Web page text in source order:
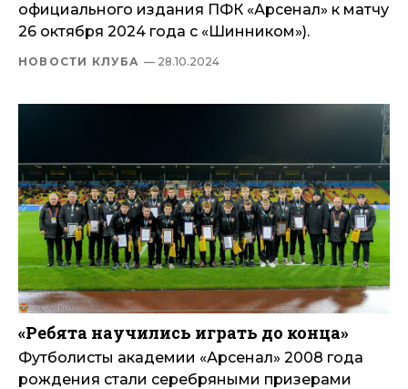
официального издания ПФК «Арсенал» к матчу
26 октября 2024 года с «Шинником»).
НОВОСТИ КЛУБА — 28.10.2024
«Ребята научились играть до конца»
Футболисты академии «Арсенал» 2008 года
рождения стали серебряными призерами